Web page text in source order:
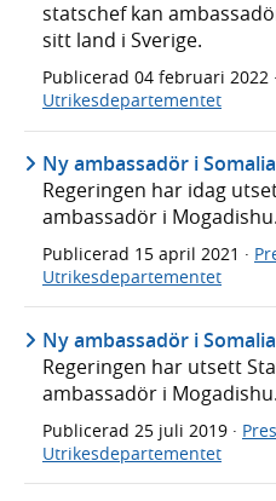
statschef kan
sitt land i Sverige.
Publicerad 04 februari 2022 ·
Utrikesdepartementet
Ny ambassadör i Somalia
Regeringen har idag
ambassadör i Mogadishu.
Publicerad 15 april 2021 ·
Utrikesdepartementet
Ny ambassadör i Somalia
Regeringen har utsett
ambassadör i Mogadishu.
Publicerad 25 juli 2019 ·
Utrikesdepartementet